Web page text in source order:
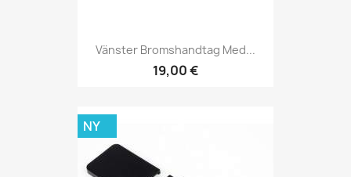
Vänster Bromshandtag Med...
19,00 €
NY